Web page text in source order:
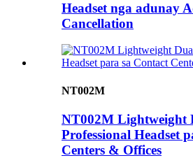
Headset nga adunay
Cancellation
NT002M
NT002M Lightweight
Professional Headset
Centers & Offices